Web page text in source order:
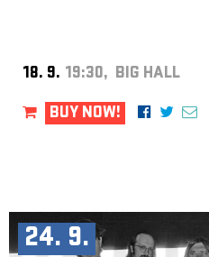
18. 9. 19:30, BIG HALL
BUY NOW!
24. 9.